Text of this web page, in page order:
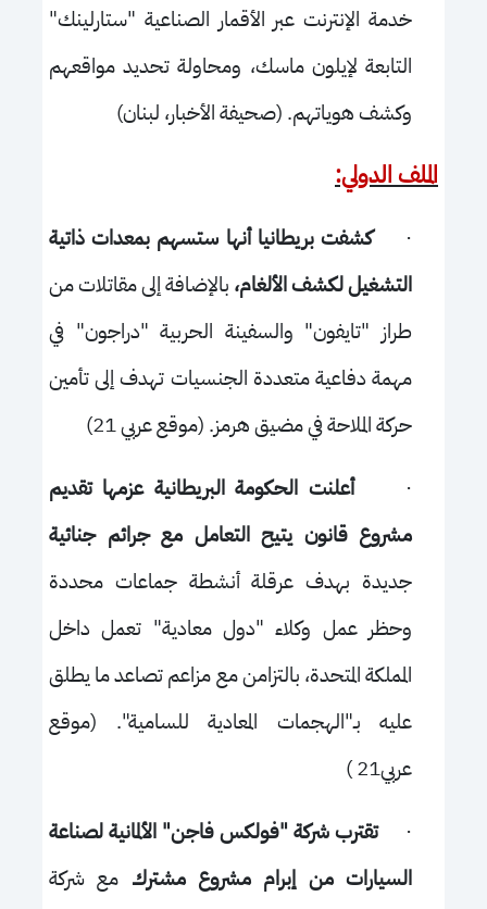
خدمة الإنترنت عبر الأقمار الصناعية "ستارلينك"
التابعة لإيلون ماسك، ومحاولة تحديد مواقعهم
وكشف هوياتهم. (صحيفة الأخبار، لبنان)
الملف الدولي:
·كشفت بريطانيا أنها ستسهم بمعدات ذاتية
التشغيل لكشف الألغام، بالإضافة إلى مقاتلات من
طراز "تايفون" والسفينة الحربية "دراجون" في
مهمة دفاعية متعددة الجنسيات تهدف إلى تأمين
حركة الملاحة في مضيق هرمز. (موقع عربي 21)
·أعلنت الحكومة البريطانية عزمها تقديم
مشروع قانون يتيح التعامل مع جرائم جنائية
جديدة بهدف عرقلة أنشطة جماعات محددة
وحظر عمل وكلاء "دول معادية" تعمل داخل
المملكة المتحدة، بالتزامن مع مزاعم تصاعد ما يطلق
عليه بـ"الهجمات المعادية للسامية". (موقع
عربي21 )
·تقترب شركة "فولكس فاجن" الألمانية لصناعة
السيارات من إبرام مشروع مشترك مع شركة